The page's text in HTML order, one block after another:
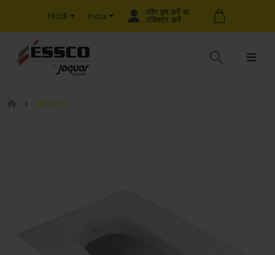
Hindi India
लॉग इन करें या
रजिस्टर करें
उड़ीसा पैन